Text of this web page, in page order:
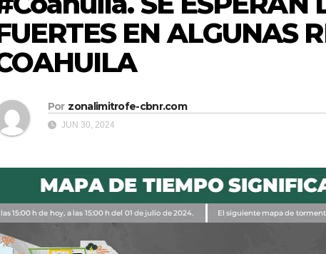
EN ALGUNAS
Por zonalimitrofe-cbnr.com
JUN 30, 2024